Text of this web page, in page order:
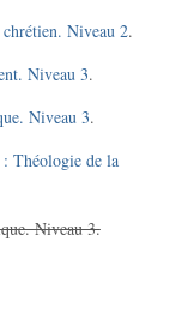
Niveau 2.
Niveau 3.
Niveau 3.
Théologie de la
Niveau 3.